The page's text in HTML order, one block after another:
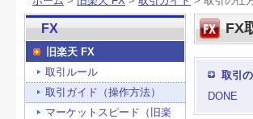
FX
取引
DONE
FX
旧楽天 FX
取引ルール
取引ガイド（操作方法）
マーケットスピード（旧楽